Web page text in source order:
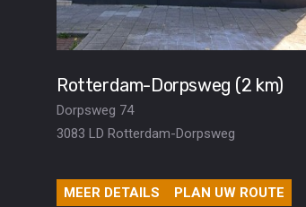
Rotterdam-Dorpsweg (2 km)
Dorpsweg 74
3083 LD Rotterdam-Dorpsweg
MEER DETAILS PLAN UW ROUTE